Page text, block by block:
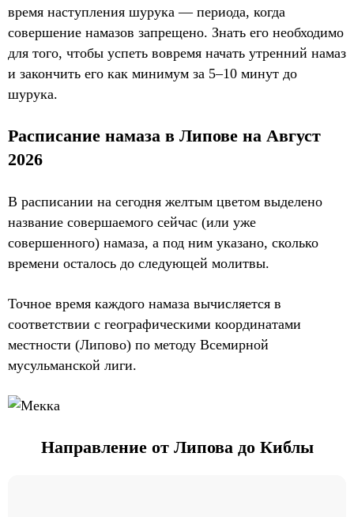
время наступления шурука — периода, когда
совершение намазов запрещено. Знать его необходимо
для того, чтобы успеть вовремя начать утренний намаз
и закончить его как минимум за 5–10 минут до
шурука.
Расписание намаза в Липове на Август
2026
В расписании на сегодня желтым цветом выделено
название совершаемого сейчас (или уже
совершенного) намаза, а под ним указано, сколько
времени осталось до следующей молитвы.
Точное время каждого намаза вычисляется в
соответствии с географическими координатами
местности (Липово) по методу Всемирной
мусульманской лиги.
Направление от Липова до Киблы